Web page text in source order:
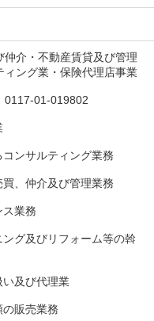
仲介・不動産賃貸及び管理
ィング業・保険代理店事業
0117-01-019802
ンサルティング業務
、仲介及び管理業務
業務
グ及びリフォーム等の斡
及び代理業
販売業務